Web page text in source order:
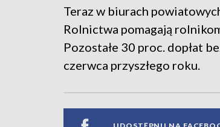
Teraz w biurach
Rolnictwa pomagają
Pozostałe 30 proc. dopłat
czerwca przyszłego roku.